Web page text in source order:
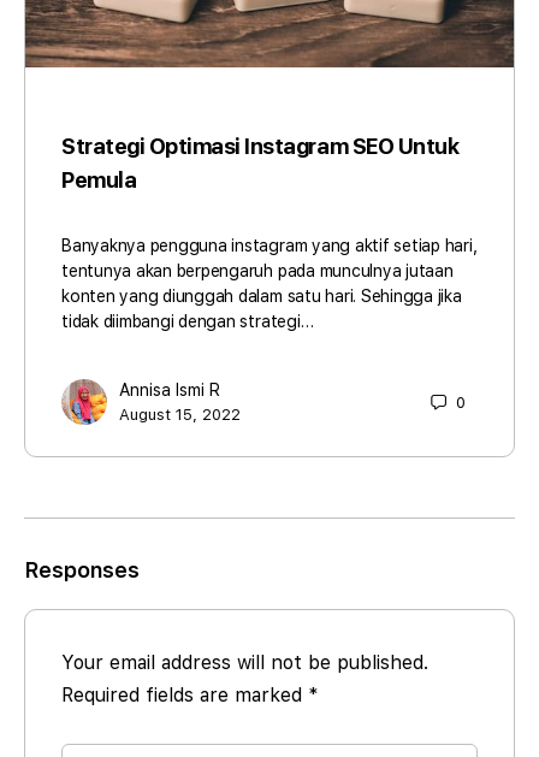
Strategi Optimasi Instagram SEO Untuk
Pemula
Banyaknya pengguna instagram yang aktif setiap hari,
tentunya akan berpengaruh pada munculnya jutaan
konten yang diunggah dalam satu hari. Sehingga jika
tidak diimbangi dengan strategi…
Annisa Ismi R
August 15, 2022
0
Responses
Your email address will not be published.
Required fields are marked *